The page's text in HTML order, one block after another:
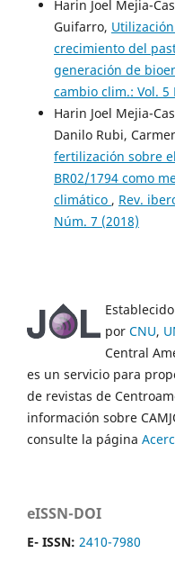
Harin Joel Mejia-
Guifarro,
crecimiento del
generación de
cambio clim.: Vol. 5
Harin Joel Mejia-
Danilo Rubi,
fertilización sobre
BR02/1794 como
climático , Rev.
Núm. 7 (2018)
por CNU,
Central
es un servicio para
de revistas de
información sobre
consulte la página
eISSN-DOI
E- ISSN: 2410-7980